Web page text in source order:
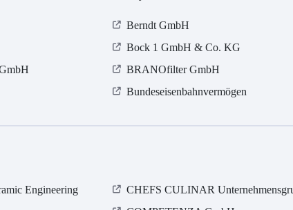
Berndt GmbH
Bock 1 GmbH & Co. KG
BRANOfilter GmbH
Bundeseisenbahnvermögen
Engineering CHEFS CULINAR